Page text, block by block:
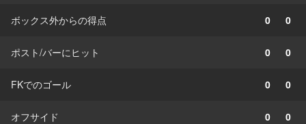
ボックス外からの得点 0 0
ポスト/バーにヒット 0 0
FKでのゴール 0 0
オフサイド 0 0